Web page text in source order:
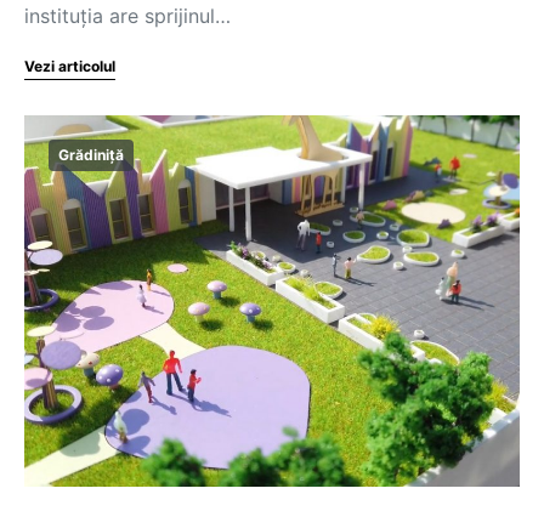
instituția are sprijinul…
Vezi articolul
Grădiniță